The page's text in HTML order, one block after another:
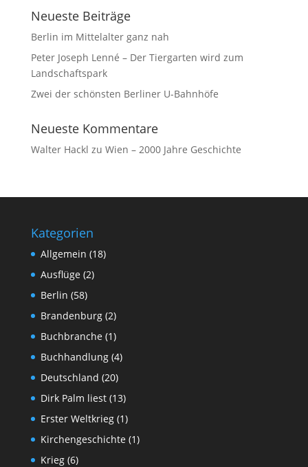
Neueste Beiträge
Berlin im Mittelalter ganz nah
Peter Joseph Lenné – Der Tiergarten wird zum
Landschaftspark
Zwei der schönsten Berliner U-Bahnhöfe
Neueste Kommentare
Walter Hackl zu Wien – 2000 Jahre Geschichte
Kategorien
Allgemein (18)
Ausflüge(2)
Berlin (58)
Brandenburg(2)
Buchbranche(1)
Buchhandlung(4)
Deutschland (20)
Dirk Palm liest(13)
Erster Weltkrieg(1)
Kirchengeschichte(1)
Krieg(6)